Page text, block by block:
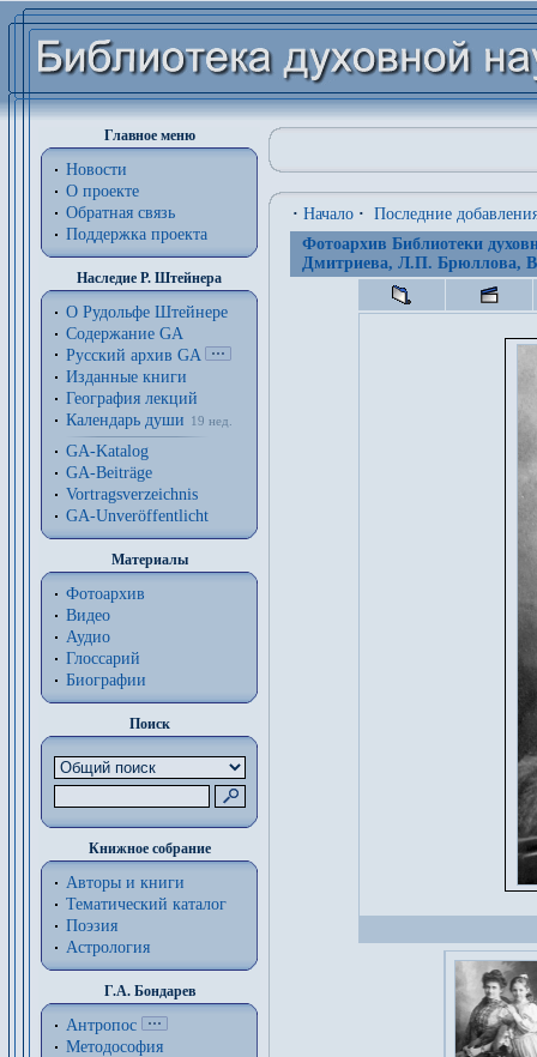
Главное меню
Новости
О проекте
Обратная связь
Поддержка проекта
Наследие Р. Штейнера
О Рудольфе Штейнере
Содержание GA
Русский архив GA
Изданные книги
География лекций
Календарь души
19 нед.
GA-Katalog
GA-Beiträge
Vortragsverzeichnis
GA-Unveröffentlicht
Материалы
Фотоархив
Видео
Аудио
Глоссарий
Биографии
Поиск
Книжное собрание
Авторы и книги
Тематический каталог
Поэзия
Астрология
Г.А. Бондарев
Антропос
Методософия
· Начало · Последние
Фотоархив Библиотеки
Дмитриева, Л.П. Брюллова,